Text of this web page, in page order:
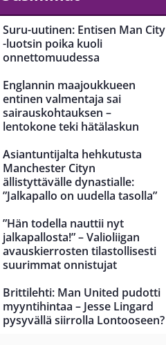
Suru-uutinen: Entisen Man City
-luotsin poika kuoli
onnettomuudessa
Englannin maajoukkueen
entinen valmentaja sai
sairauskohtauksen –
lentokone teki hätälaskun
Asiantuntijalta hehkutusta
Manchester Cityn
ällistyttävälle dynastialle:
”Jalkapallo on uudella tasolla”
”Hän todella nauttii nyt
jalkapallosta!” – Valioliigan
avauskierrosten tilastollisesti
suurimmat onnistujat
Brittilehti: Man United pudotti
myyntihintaa – Jesse Lingard
pysyvällä siirrolla Lontooseen?